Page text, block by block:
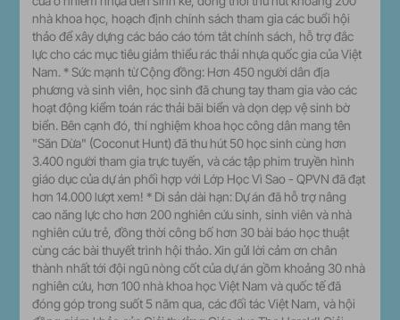
nhà khoa học, hoạch định chính sách tham gia các buổi hội
thảo để xây dựng các báo cáo tóm tắt chính sách, hỗ trợ đắc
lực cho các mục tiêu giảm thiểu rác thải nhựa quốc gia của Việt
Nam. * Sức mạnh từ Cộng đồng: Hơn 450 người dân địa
phương và sinh viên, học sinh đã chung tay tham gia vào các
hoạt động kiểm toán rác thải bãi biển và dọn dẹp vệ sinh bờ
biển. Bên cạnh đó, thí nghiệm khoa học công dân mang tên
"Săn Dừa" (Coconut Hunt) đã thu hút 50 học sinh cùng hơn
3.400 người tham gia trực tuyến, và các tập phim truyền hình
giáo dục của dự án phối hợp với Lớp Học Vì Sao - QPVN đã đạt
hơn 14.000 lượt xem! * Di sản dài hạn: Dự án đã hỗ trợ nâng
cao năng lực cho hơn 200 nghiên cứu sinh, sinh viên và nhà
nghiên cứu trẻ, đồng thời công bố hơn 30 bài báo học thuật
cùng các bài thuyết trình hội thảo. Xin gửi lời cảm ơn chân
thành nhất tới đội ngũ nòng cốt của dự án gồm khoảng 30 nhà
nghiên cứu, hơn 100 nhà khoa học Việt Nam và quốc tế đã
đóng góp trong suốt 5 năm qua, các đối tác Việt Nam, và hội